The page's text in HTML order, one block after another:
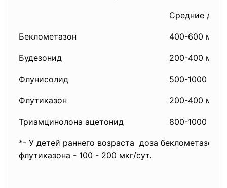
Средние дозы
Беклометазон 400-600 мкг*
Будезонид 200-400 мкг
Флунисолид 500-1000 мкг
Флутиказон 200-400 мкг*
Триамцинолона ацетонид 800-1000 мкг
*- У детей раннего возраста доза беклометазона
флутиказона - 100 - 200 мкг/сут.